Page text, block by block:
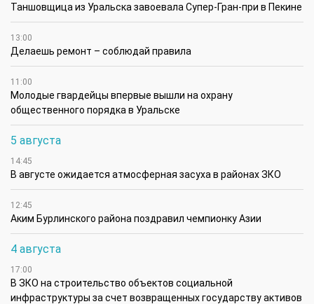
Таншовщица из Уральска завоевала Супер-Гран-при в Пекине
13:00
Делаешь ремонт – соблюдай правила
11:00
Молодые гвардейцы впервые вышли на охрану
общественного порядка в Уральске
5 августа
14:45
В августе ожидается атмосферная засуха в районах ЗКО
12:45
Аким Бурлинского района поздравил чемпионку Азии
4 августа
17:00
В ЗКО на строительство объектов социальной
инфраструктуры за счет возвращенных государству активов